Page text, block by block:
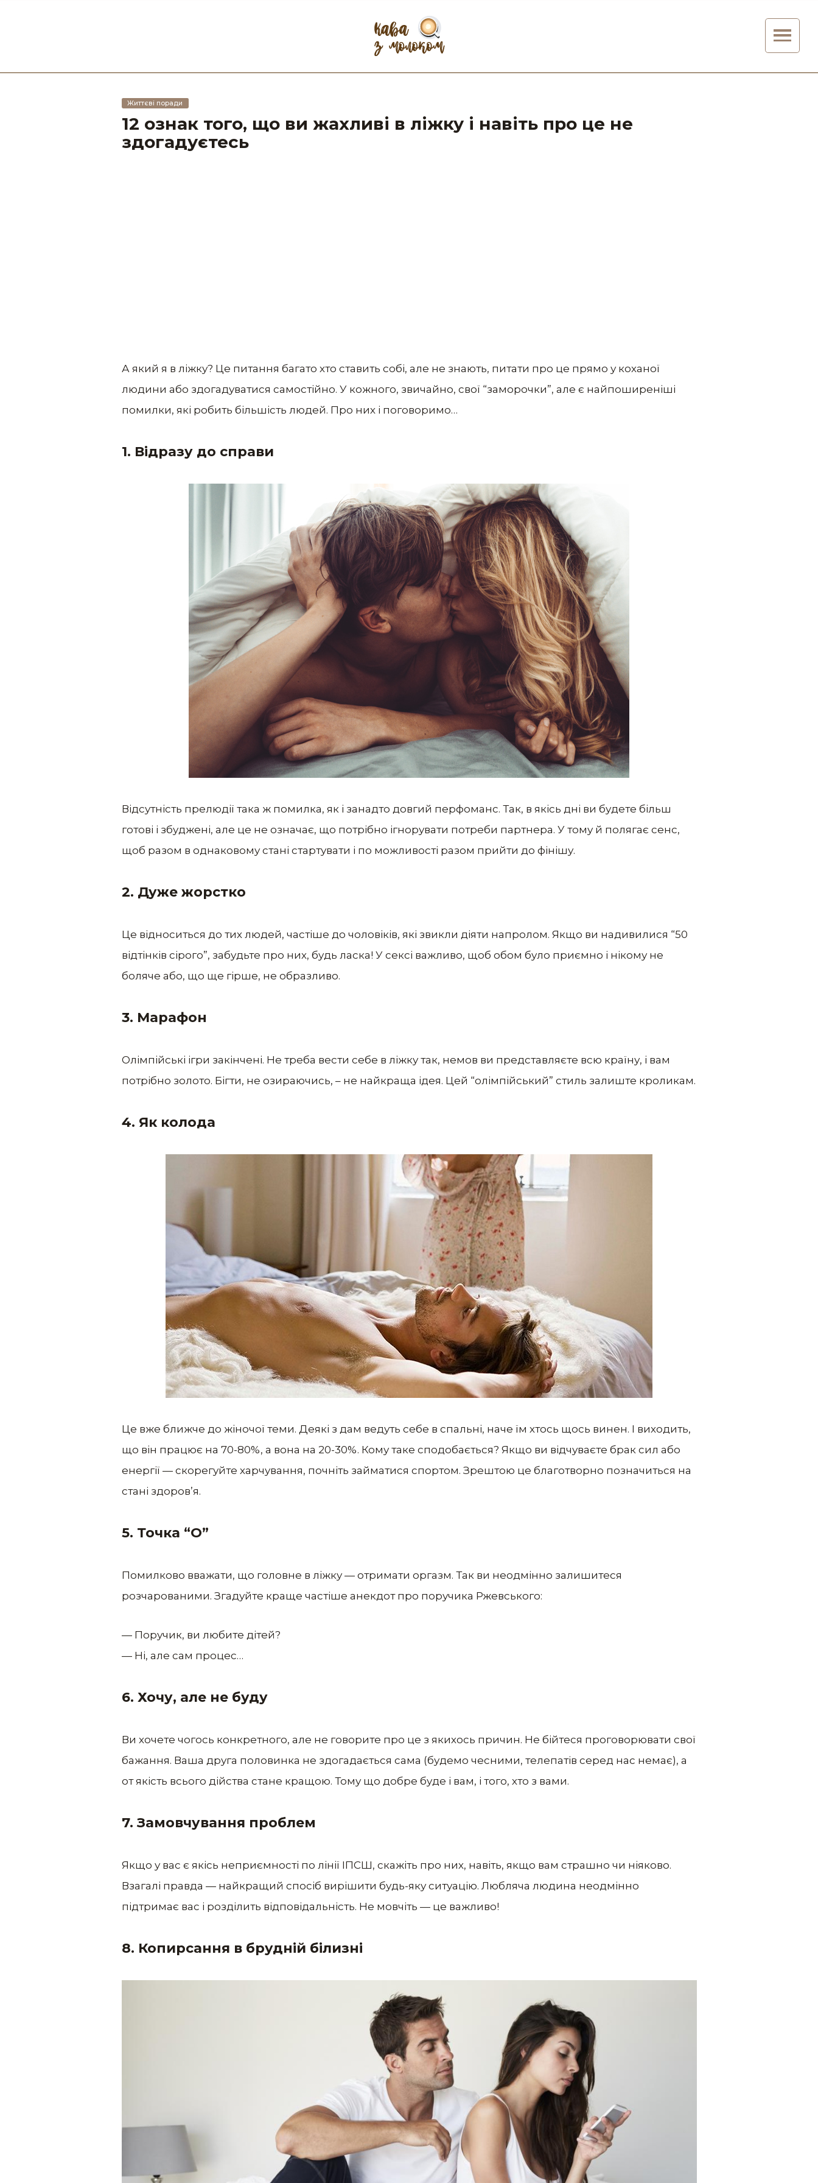
Життєві поради
12 ознак того, що ви жахливі в ліжку і навіть про це не
здогадуєтесь
А який я в ліжку? Це питання багато хто ставить собі, але не знають, питати про це прямо у коханої
людини або здогадуватися самостійно. У кожного, звичайно, свої “заморочки”, але є найпоширеніші
помилки, які робить більшість людей. Про них і поговоримо…
1. Відразу до справи
Відсутність прелюдії така ж помилка, як і занадто довгий перфоманс. Так, в якісь дні ви будете більш
готові і збуджені, але це не означає, що потрібно ігнорувати потреби партнера. У тому й полягає сенс,
щоб разом в однаковому стані стартувати і по можливості разом прийти до фінішу.
2. Дуже жорстко
Це відноситься до тих людей, частіше до чоловіків, які звикли діяти напролом. Якщо ви надивилися “50
відтінків сірого”, забудьте про них, будь ласка! У сексі важливо, щоб обом було приємно і нікому не
боляче або, що ще гірше, не образливо.
3. Марафон
Олімпійські ігри закінчені. Не треба вести себе в ліжку так, немов ви представляєте всю країну, і вам
потрібно золото. Бігти, не озираючись, – не найкраща ідея. Цей “олімпійський” стиль залиште кроликам.
4. Як колода
Це вже ближче до жіночої теми. Деякі з дам ведуть себе в спальні, наче їм хтось щось винен. І виходить,
що він працює на 70-80%, а вона на 20-30%. Кому таке сподобається? Якщо ви відчуваєте брак сил або
енергії — скорегуйте харчування, почніть займатися спортом. Зрештою це благотворно позначиться на
стані здоров’я.
5. Точка “О”
Помилково вважати, що головне в ліжку — отримати оргазм. Так ви неодмінно залишитеся
розчарованими. Згадуйте краще частіше анекдот про поручика Ржевського:
— Поручик, ви любите дітей?
— Ні, але сам процес…
6. Хочу, але не буду
Ви хочете чогось конкретного, але не говорите про це з якихось причин. Не бійтеся проговорювати свої
бажання. Ваша друга половинка не здогадається сама (будемо чесними, телепатів серед нас немає), а
от якість всього дійства стане кращою. Тому що добре буде і вам, і того, хто з вами.
7. Замовчування проблем
Якщо у вас є якісь неприємності по лінії ІПСШ, скажіть про них, навіть, якщо вам страшно чи ніяково.
Взагалі правда — найкращий спосіб вирішити будь-яку ситуацію. Любляча людина неодмінно
підтримає вас і розділить відповідальність. Не мовчіть — це важливо!
8. Копирсання в брудній білизні